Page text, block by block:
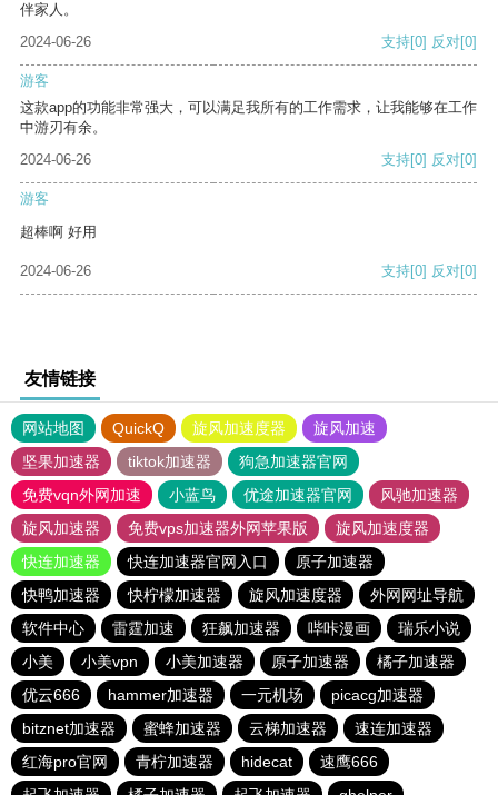
伴家人。
2024-06-26
支持[0] 反对[0]
游客
这款app的功能非常强大，可以满足我所有的工作需求，让我能够在工作
中游刃有余。
2024-06-26
支持[0] 反对[0]
游客
超棒啊 好用
2024-06-26 支持[0] 反对[0]
友情链接
网站地图 QuickQ 旋风加速度器
旋风加速
坚果加速器
tiktok加速器
狗急加速器官网
免费vqn外网加速
小蓝鸟 优途加速器官网
风驰加速器
旋风加速器
免费vps加速器外网苹果版
旋风加速度器
快连加速器
快连加速器官网入口
原子加速器
快鸭加速器
快柠檬加速器 旋风加速度器
外网网址导航
软件中心
雷霆加速 狂飙加速器 哔咔漫画
瑞乐小说
小美
小美vpn 小美加速器 原子加速器
橘子加速器
优云666
hammer加速器 一元机场
picacg加速器
bitznet加速器
蜜蜂加速器 云梯加速器
速连加速器
红海pro官网
青柠加速器 hidecat
速鹰666